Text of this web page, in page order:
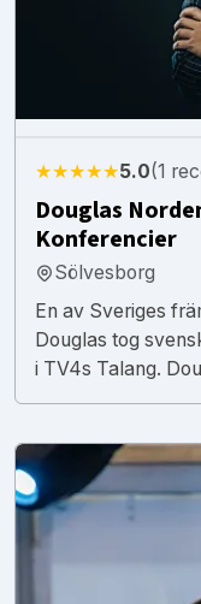
★★★★★5.0(1
Douglas
Konferencier
Sölvesborg
En av Sveriges
Douglas tog
i TV4s Talang.